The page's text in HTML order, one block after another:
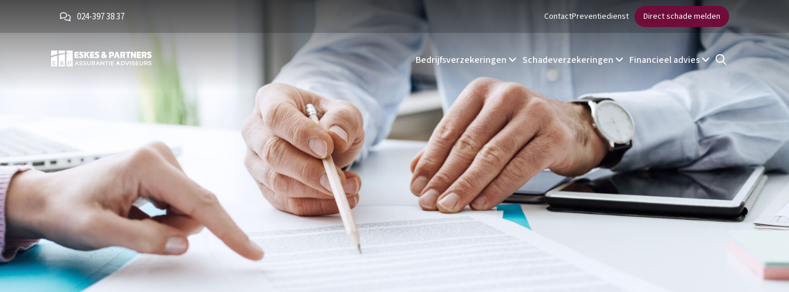
024-397 38 37 ContactPreventiedienst Direct schade melden
Bedrijfsverzekeringen Schadeverzekeringen Financieel advies